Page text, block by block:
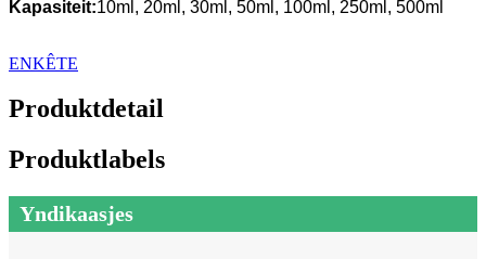
Kapasiteit:10ml, 20ml, 30ml, 50ml, 100ml, 250ml, 500ml
ENKÊTE
Produktdetail
Produktlabels
Yndikaasjes